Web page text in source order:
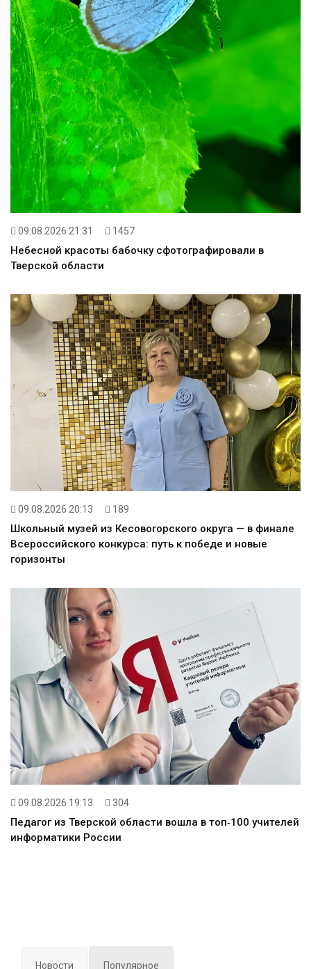
09.08.2026 21:31 1457
Небесной красоты бабочку сфотографировали в
Тверской области
09.08.2026 20:13 189
Школьный музей из Кесовогорского округа — в финале
Всероссийского конкурса: путь к победе и новые
горизонты
09.08.2026 19:13 304
Педагог из Тверской области вошла в топ‑100 учителей
информатики России
Новости Популярное